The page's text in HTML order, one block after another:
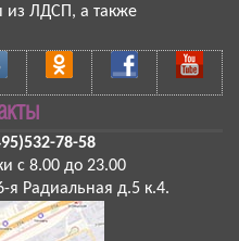
из ЛДСП, а также
78-58
с 8.00 до 23.00
я Радиальная д.5 к.4.